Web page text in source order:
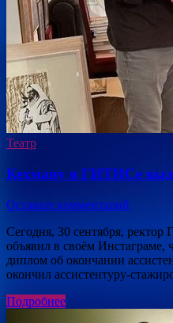
Театр
Кехману в ГИТИСе
Оставьте комментарий
Сегодня, 30 сентября,
объявил в своём
диплом об окончании
окончил ассистентуру-
Подробнее